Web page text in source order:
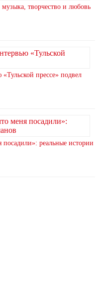
творчество и любовь
прессе» подвел
посадили»: реальные истории
области на сайте